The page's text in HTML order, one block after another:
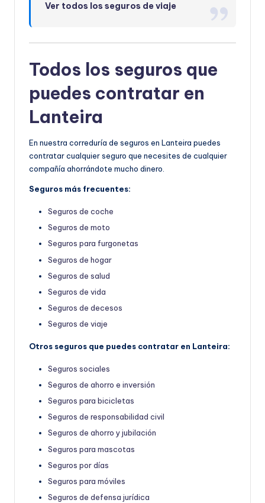
Ver todos los seguros de viaje
Todos los seguros que
puedes contratar en
Lanteira
En nuestra correduría de seguros en Lanteira puedes
contratar cualquier seguro que necesites de cualquier
compañía ahorrándote mucho dinero.
Seguros más frecuentes:
Seguros de coche
Seguros de moto
Seguros para furgonetas
Seguros de hogar
Seguros de salud
Seguros de vida
Seguros de decesos
Seguros de viaje
Otros seguros que puedes contratar en Lanteira:
Seguros sociales
Seguros de ahorro e inversión
Seguros para bicicletas
Seguros de responsabilidad civil
Seguros de ahorro y jubilación
Seguros para mascotas
Seguros por días
Seguros para móviles
Seguros de defensa jurídica